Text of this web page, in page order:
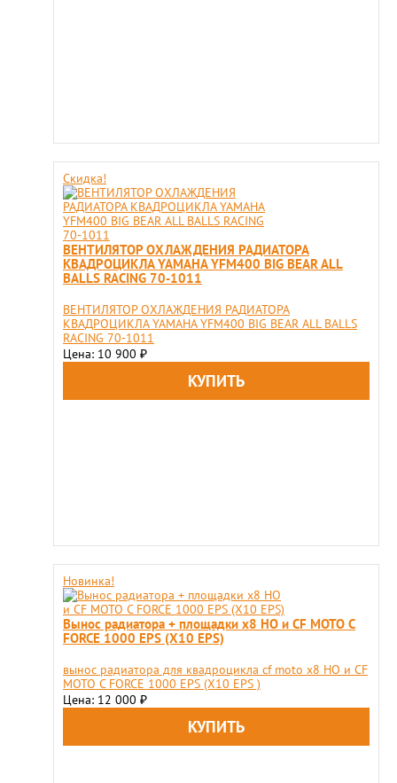
Скидка!
ВЕНТИЛЯТОР ОХЛАЖДЕНИЯ РАДИАТОРА
КВАДРОЦИКЛА YAMAHA YFM400 BIG BEAR ALL
BALLS RACING 70-1011
ВЕНТИЛЯТОР ОХЛАЖДЕНИЯ РАДИАТОРА
КВАДРОЦИКЛА YAMAHA YFM400 BIG BEAR ALL BALLS
RACING 70-1011
Цена: 10 900 ₽
Новинка!
Вынос радиатора + площадки x8 HO и CF MOTO C
FORCE 1000 EPS (X10 EPS)
вынос радиатора для квадроцикла cf moto x8 HO и CF
MOTO C FORCE 1000 EPS (X10 EPS )
Цена: 12 000 ₽